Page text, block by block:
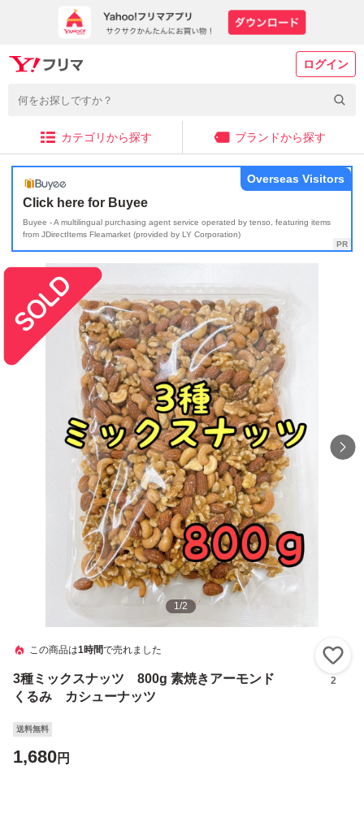
ログイン
カテゴリから探す ブランドから探す
Click here for Buyee
Buyee - A multilingual purchasing agent service operated by tenso, featuring items
from JDirectItems Fleamarket (provided by LY Corporation)
Overseas Visitors
1/2
この商品は1時間で売れました
3種ミックスナッツ 800g 素焼きアーモンド
くるみ カシューナッツ
2
送料無料
1,680円